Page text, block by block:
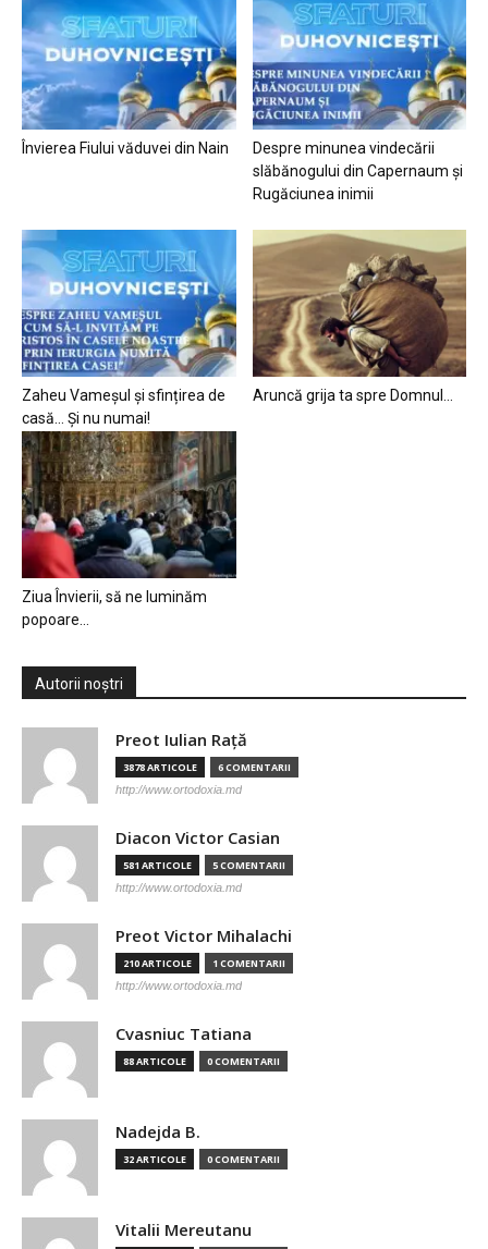
Învierea Fiului văduvei din Nain
Despre minunea vindecării
slăbănogului din Capernaum și
Rugăciunea inimii
Zaheu Vameșul și sfințirea de
casă… Și nu numai!
Aruncă grija ta spre Domnul…
Ziua Învierii, să ne luminăm
popoare…
Autorii noștri
Preot Iulian Raţă
3878 ARTICOLE 6 COMENTARII
http://www.ortodoxia.md
Diacon Victor Casian
581 ARTICOLE 5 COMENTARII
http://www.ortodoxia.md
Preot Victor Mihalachi
210 ARTICOLE 1 COMENTARII
http://www.ortodoxia.md
Cvasniuc Tatiana
88 ARTICOLE 0 COMENTARII
Nadejda B.
32 ARTICOLE 0 COMENTARII
Vitalii Mereutanu